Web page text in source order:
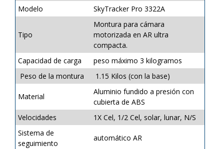
Modelo
SkyTracker Pro 3322A
Tipo
Montura para cámara
motorizada en AR ultra
compacta.
Capacidad de carga
peso máximo 3 kilogramos
Peso de la montura
1.15 Kilos (con la base)
Material
Aluminio fundido a presión con
cubierta de ABS
Velocidades
1X Cel, 1/2 Cel, solar, lunar, N/S
Sistema de
seguimiento
automático AR